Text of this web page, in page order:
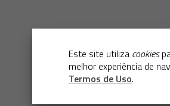
Este site utiliza cookies
melhor experiência de
Termos de Uso.